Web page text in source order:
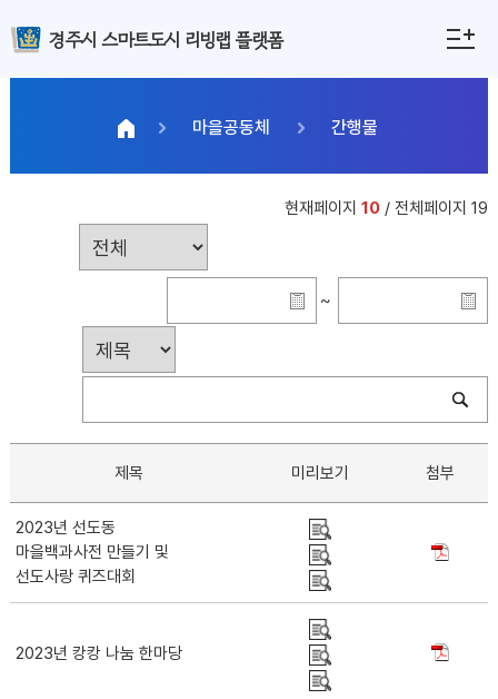
경주시 스마트도시 리빙랩 플랫폼
마을공동체 간행물
현재페이지10 / 전체페이지 19
~
제목 미리보기 첨부
2023년 선도동
마을백과사전 만들기 및
선도사랑 퀴즈대회
2023년 캉캉 나눔 한마당